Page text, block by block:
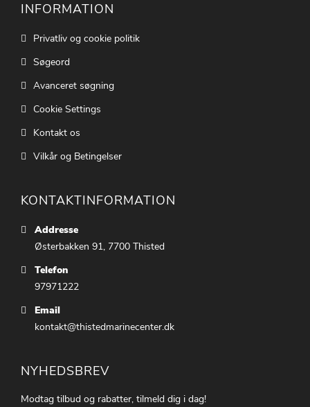
INFORMATION
Privatliv og cookie politik
Søgeord
Avanceret søgning
Cookie Settings
Kontakt os
Vilkår og Betingelser
KONTAKTINFORMATION
Addresse
Østerbakken 91, 7700 Thisted
Telefon
97971222
Email
kontakt@thistedmarinecenter.dk
NYHEDSBREV
Modtag tilbud og rabatter, tilmeld dig i dag!